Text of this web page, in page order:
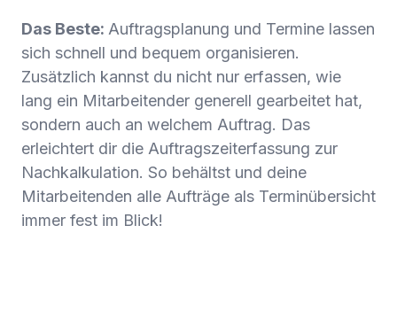
Das Beste: Auftragsplanung und Termine lassen
sich schnell und bequem organisieren.
Zusätzlich kannst du nicht nur erfassen, wie
lang ein Mitarbeitender generell gearbeitet hat,
sondern auch an welchem Auftrag. Das
erleichtert dir die Auftragszeiterfassung zur
Nachkalkulation. So behältst und deine
Mitarbeitenden alle Aufträge als Terminübersicht
immer fest im Blick!‍